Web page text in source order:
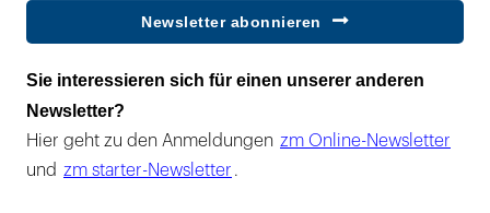
Newsletter abonnieren
Sie interessieren sich für einen unserer anderen
Newsletter?
Hier geht zu den Anmeldungen zm Online-Newsletter
und zm starter-Newsletter .